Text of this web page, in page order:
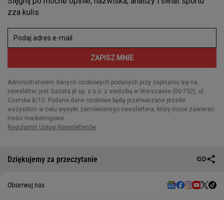
Dziękujemy za przeczytanie
Obserwuj nas